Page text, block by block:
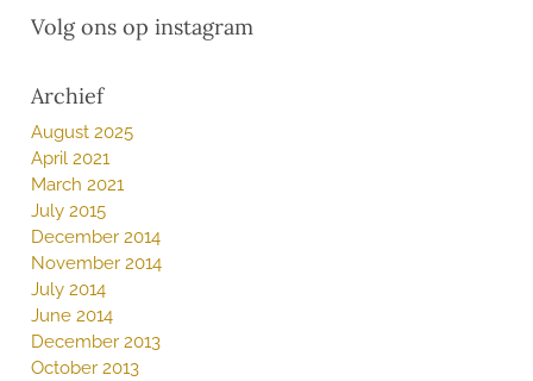
Volg ons op instagram
Archief
August 2025
April 2021
March 2021
July 2015
December 2014
November 2014
July 2014
June 2014
December 2013
October 2013